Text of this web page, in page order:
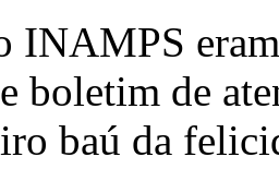
INAMPS
boletim de
baú da